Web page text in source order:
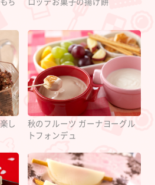
ち
ロッテお菓子の揚げ餅
し
秋のフルーツ ガーナヨーグル
トフォンデュ